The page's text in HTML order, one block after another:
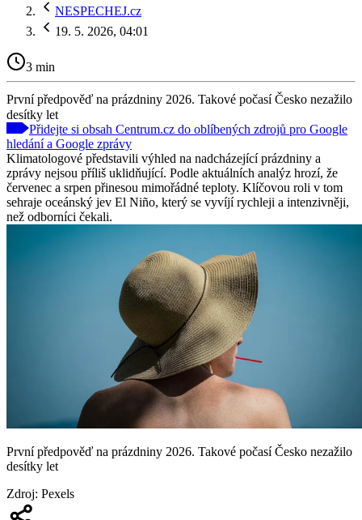
NESPECHEJ.cz
19. 5. 2026, 04:01
3 min
První předpověď na prázdniny 2026. Takové počasí Česko nezažilo
desítky let
Přidejte si obsah Centrum.cz do oblíbených zdrojů pro Google
hledání a Google zprávy
Klimatologové představili výhled na nadcházející prázdniny a
zprávy nejsou příliš uklidňující. Podle aktuálních analýz hrozí, že
červenec a srpen přinesou mimořádné teploty. Klíčovou roli v tom
sehraje oceánský jev El Niño, který se vyvíjí rychleji a intenzivněji,
než odborníci čekali.
První předpověď na prázdniny 2026. Takové počasí Česko nezažilo
desítky let
Zdroj: Pexels